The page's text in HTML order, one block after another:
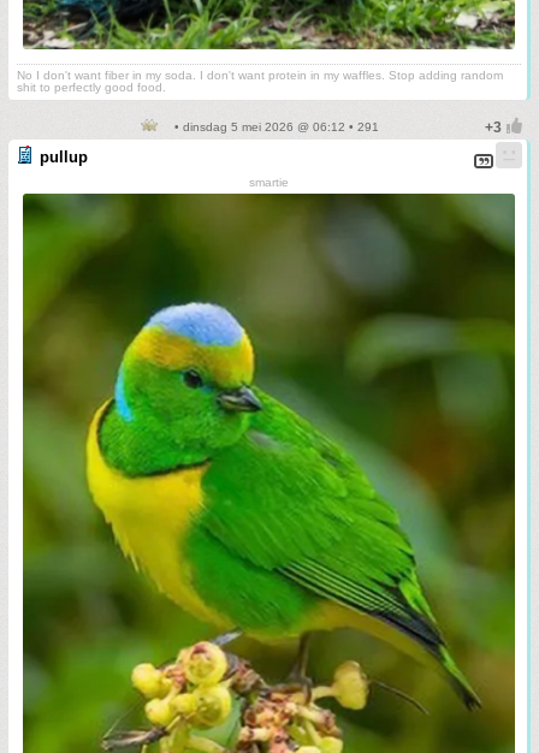
No I don't want fiber in my soda. I don't want protein in my waffles. Stop adding random
shit to perfectly good food.
• dinsdag 5 mei 2026 @ 06:12 • 291
pullup
smartie